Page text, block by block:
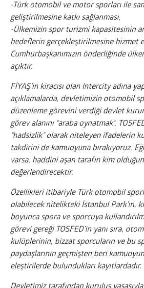
-Türk otomobil ve motor sporları ile
geliştirilmesine katkı sağlanması,
-Ülkemizin spor turizmi kapasitesinin
hedeflerin gerçekleştirilmesine hizmet
Cumhurbaşkanımızın önderliğinde
açıktır.
FİYAŞ’ın kiracısı olan Intercity adına
açıklamalarda, devletimizin otomobil
düzenleme görevini verdiği devlet
görev alanını “araba oynatmak”,
“hadsizlik” olarak niteleyen ifadelerin
takdirini de kamuoyuna bırakıyoruz.
varsa, haddini aşan tarafın kim
değerlendirecektir.
Özellikleri itibariyle Türk otomobil
olabilecek nitelikteki İstanbul Park’ın,
boyunca spora ve sporcuya
görevi gereği TOSFED’in yanı sıra,
kulüplerinin, bizzat sporcuların ve bu
paydaşlarının geçmişten beri
eleştirilerde bulundukları kayıtlardadır.
Devletimiz tarafından kuruluş